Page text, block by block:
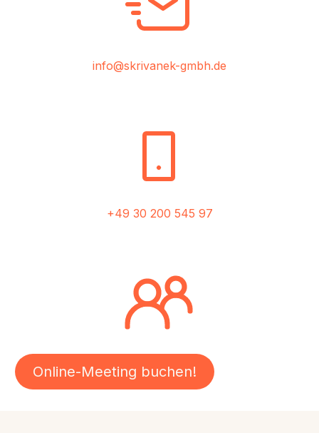
info@skrivanek-gmbh.de
+49 30 200 545 97
Online-Meeting buchen!